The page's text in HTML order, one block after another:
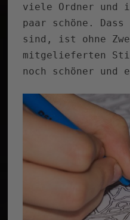
viele Ordner und
paar schöne. Dass
sind, ist ohne
mitgelieferten
noch schöner